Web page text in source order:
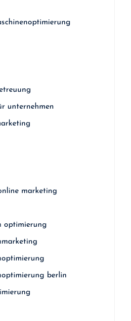
unternehmen
marketing
optimierung
berlin